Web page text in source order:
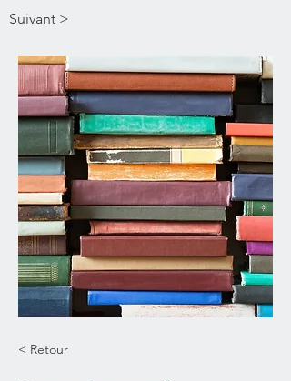
Suivant >
< Retour